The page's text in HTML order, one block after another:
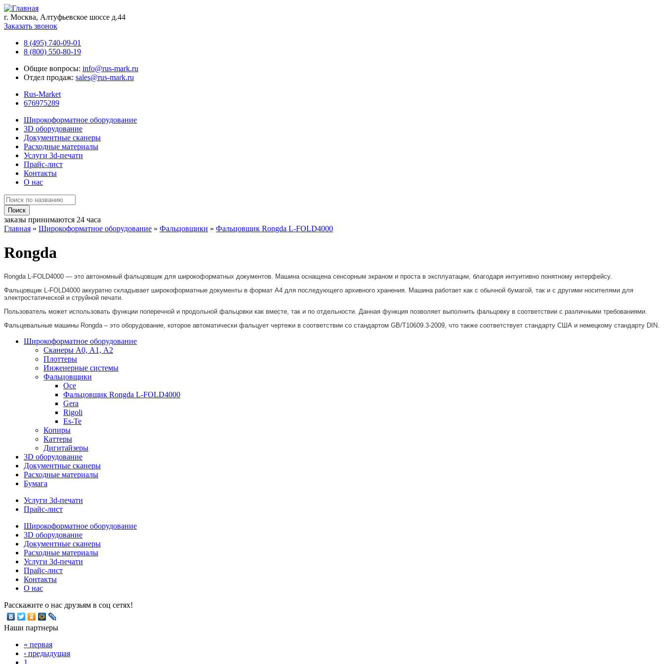
г. Москва, Алтуфьевское шоссе д.44
Заказать звонок
8 (495) 740-09-01
8 (800) 550-80-19
Общие вопросы: info@rus-mark.ru
Отдел продаж: sales@rus-mark.ru
Rus-Market
676975289
Широкоформатное оборудование
3D оборудование
Документные сканеры
Расходные материалы
Услуги 3d-печати
Прайс-лист
Контакты
О нас
заказы принимаются 24 часа
Главная » Широкоформатное оборудование » Фальцовщики » Фальцовщик Rongda L-FOLD4000
Rongda
Rongda L-FOLD4000 — это автономный фальцовщик для широкоформатных документов. Машина оснащена сенсорным экраном и проста в эксплуатации, благодаря интуитивно понятному интерфейсу.
Фальцовщик L-FOLD4000 аккуратно складывает широкоформатные документы в формат А4 для последующего архивного хранения. Машина работает как с обычной бумагой, так и с другими носителями для
электростатической и струйной печати.
Пользователь может использовать функции поперечной и продольной фальцовки как вместе, так и по отдельности. Данная функция позволяет выполнить фальцовку в соответствии с различными требованиями.
Фальцевальные машины Rongda – это оборудование, которое автоматически фальцует чертежи в соответствии со стандартом GB/T10609.3-2009, что также соответствует стандарту США и немецкому стандарту DIN.
Широкоформатное оборудование
Сканеры А0, А1, А2
Плоттеры
Инженерные системы
Фальцовщики
Oce
Фальцовщик Rongda L-FOLD4000
Gera
Rigoli
Es-Te
Копиры
Каттеры
Дигитайзеры
3D оборудование
Документные сканеры
Расходные материалы
Бумага
Услуги 3d-печати
Прайс-лист
Широкоформатное оборудование
3D оборудование
Документные сканеры
Расходные материалы
Услуги 3d-печати
Прайс-лист
Контакты
О нас
Расскажите о нас друзьям в соц сетях!
Наши партнеры
« первая
‹ предыдущая
1